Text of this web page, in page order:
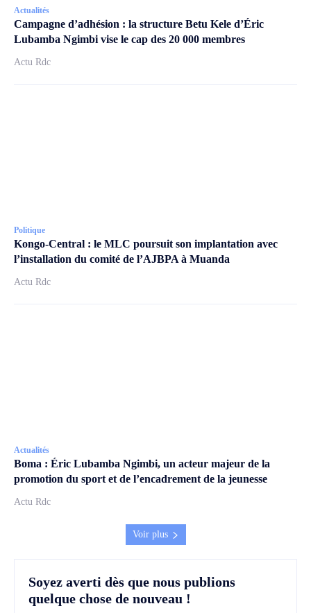
Actualités
Campagne d’adhésion : la structure Betu Kele d’Éric
Lubamba Ngimbi vise le cap des 20 000 membres
Actu Rdc
Politique
Kongo-Central : le MLC poursuit son implantation avec
l’installation du comité de l’AJBPA à Muanda
Actu Rdc
Actualités
Boma : Éric Lubamba Ngimbi, un acteur majeur de la
promotion du sport et de l’encadrement de la jeunesse
Actu Rdc
Voir plus
Soyez averti dès que nous publions
quelque chose de nouveau !